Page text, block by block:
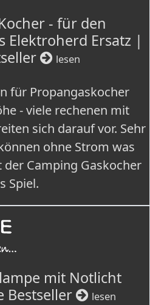
- für den
Elektroherd Ersatz |
lesen
für Propangaskocher
- viele rechenen mit
sich darauf vor. Sehr
ohne Strom was
Camping Gaskocher
Spiel.
mit Notlicht
Bestseller
lesen